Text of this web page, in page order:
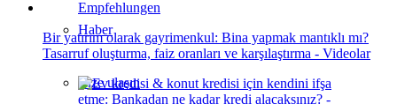
Haber
Bize ulaşın
Bir yatırım olarak gayrimenkul: Bina yapmak mantıklı mı?
Tasarruf oluşturma, faiz oranları ve karşılaştırma - Videolar